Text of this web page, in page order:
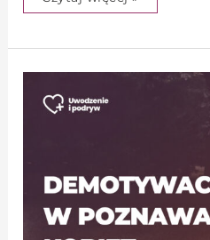
Demotywacja
poznawaniu
kobiet